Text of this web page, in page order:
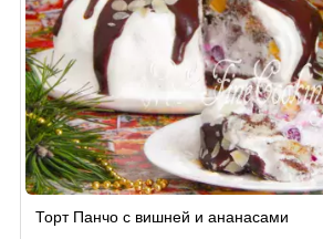
по
Торт Панчо с вишней и ананасами